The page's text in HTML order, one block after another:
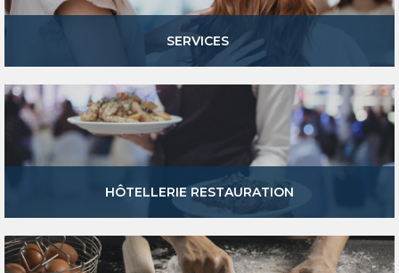
SERVICES
HÔTELLERIE RESTAURATION